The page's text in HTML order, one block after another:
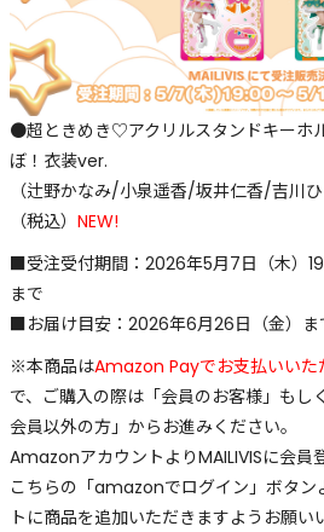
●超ときめき♡アクリルスタンドキーホ
ぼ！衣装ver.
（辻野かなみ/小泉遥香/坂井仁香/吉川
（税込） NEW!
■受注受付期間：2026年5月7日（木）
まで
■お届け⽬安：2026年6月26日（金）ま
※本商品はAmazon Payでお支払いいた
で、ご購入の際は「会員のお客様」もし
会員以外の方」からお進みください。
AmazonアカウントよりMAILIVISに会員
こちらの「amazonでログイン」ボタン
トに商品を追加いただきますようお願い